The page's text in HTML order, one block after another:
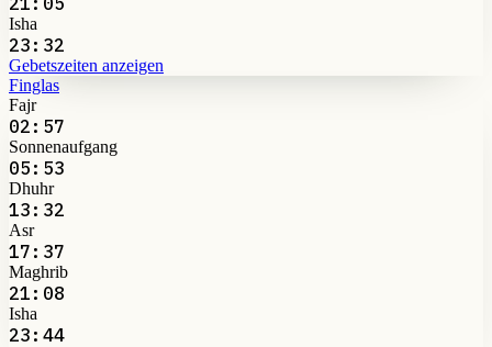
Isha
23:32
Gebetszeiten anzeigen
Finglas
Fajr
02:57
Sonnenaufgang
05:53
Dhuhr
13:32
Asr
17:37
Maghrib
21:08
Isha
23:44